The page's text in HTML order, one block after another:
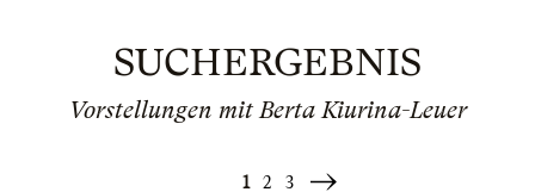
SUCHERGEBNIS
Vorstellungen mit Berta Kiurina-Leuer
1 2 3
Weiter